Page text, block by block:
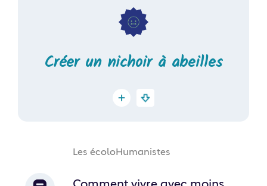
Créer un nichoir à abeilles
Les écoloHumanistes